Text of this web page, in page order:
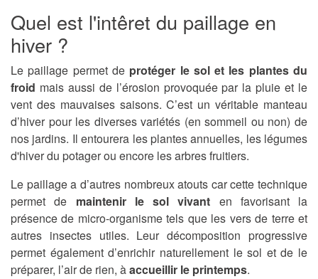
Quel est l'intêret du paillage en
hiver ?
Le paillage permet de protéger le sol et les plantes du
froid mais aussi de l’érosion provoquée par la pluie et le
vent des mauvaises saisons. C’est un véritable manteau
d’hiver pour les diverses variétés (en sommeil ou non) de
nos jardins. Il entourera les plantes annuelles, les légumes
d'hiver du potager ou encore les arbres fruitiers.
Le paillage a d’autres nombreux atouts car cette technique
permet de maintenir le sol vivant en favorisant la
présence de micro-organisme tels que les vers de terre et
autres insectes utiles. Leur décomposition progressive
permet également d’enrichir naturellement le sol et de le
préparer, l’air de rien, àaccueillir le printemps.